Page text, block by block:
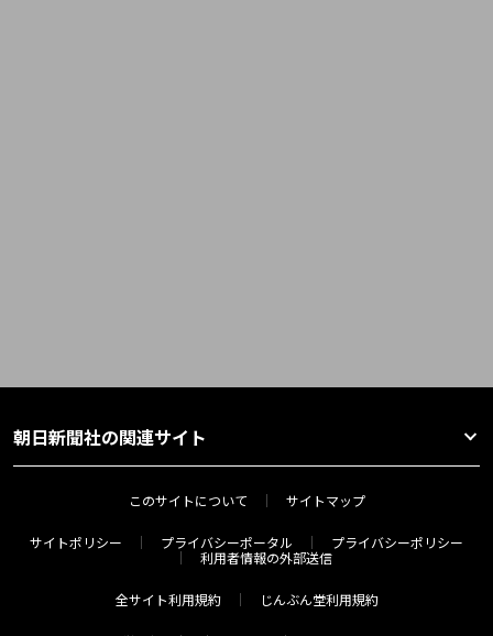
朝日新聞社の関連サイト
このサイトについて サイトマップ
サイトポリシー プライバシーポータル
プライバシーポリシー
利用者情報の外部送信
全サイト利用規約 じんぶん堂利用規約